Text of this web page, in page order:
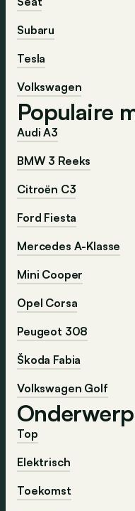
Subaru
Tesla
Volkswagen
Populaire
Audi A3
BMW 3 Reeks
Citroën C3
Ford Fiesta
Mercedes A-Klasse
Mini Cooper
Opel Corsa
Peugeot 308
Škoda Fabia
Volkswagen Golf
Onderwerp
Top
Elektrisch
Toekomst